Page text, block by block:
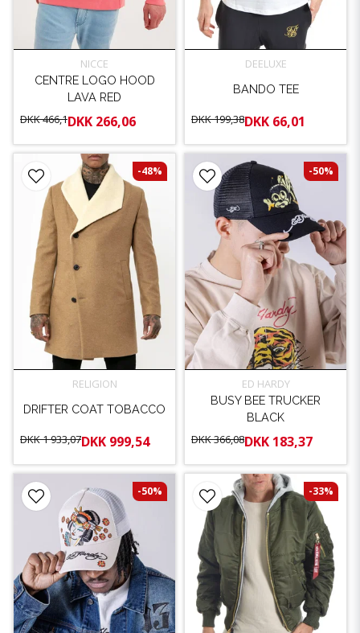
NICCE
CENTRE LOGO HOOD
LAVA RED
DKK 466,1DKK 266,06
DEELUXE
BANDO TEE
DKK 199,38DKK 66,01
RELIGION
DRIFTER COAT TOBACCO
DKK 1 933,07DKK 999,54
-48%
ED HARDY
BUSY BEE TRUCKER
BLACK
DKK 366,08DKK 183,37
-50%
-50% -33%